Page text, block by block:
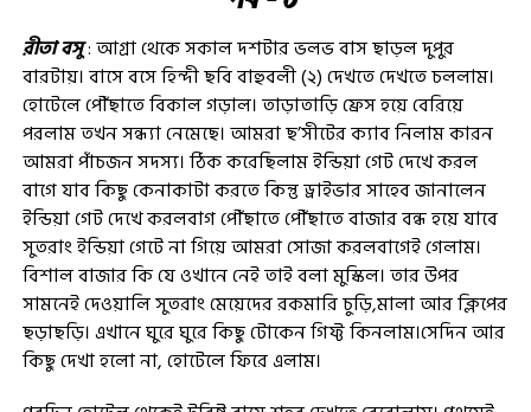
রীতা বসু: আগ্রা থেকে সকাল দশটার ভলভ বাস ছাড়ল দুপুর
বারটায়। বাসে বসে হিন্দী ছবি বাহুবলী (২) দেখতে দেখতে চললাম।
হোটেলে পৌঁছাতে বিকাল গড়াল। তাড়াতাড়ি ফ্রেস হয়ে বেরিয়ে
পরলাম তখন সন্ধ্যা নেমেছে। আমরা ছ’সীটের ক্যাব নিলাম কারন
আমরা পাঁচজন সদস্য। ঠিক করেছিলাম ইন্ডিয়া গেট দেখে করল
বাগে যাব কিছু কেনাকাটা করতে কিন্তু ড্রাইভার সাহেব জানালেন
ইন্ডিয়া গেট দেখে করলবাগ পৌঁছাতে পৌঁছাতে বাজার বন্ধ হয়ে যাবে
সুতরাং ইন্ডিয়া গেটে না গিয়ে আমরা সোজা করলবাগেই গেলাম।
বিশাল বাজার কি যে ওখানে নেই তাই বলা মুস্কিল। তার উপর
সামনেই দেওয়ালি সুতরাং মেয়েদের রকমারি চুড়ি,মালা আর ক্লিপের
ছড়াছড়ি। এখানে ঘুরে ঘুরে কিছু টোকেন গিফ্ট কিনলাম।সেদিন আর
কিছু দেখা হলো না, হোটেলে ফিরে এলাম।